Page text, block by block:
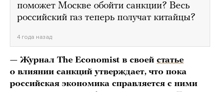
поможет Москве обойти санкции? Весь
российский газ теперь получат китайцы?
4 года назад
— Журнал The Economist в своей статье
о влиянии санкций утверждает, что пока
российская экономика справляется с ними